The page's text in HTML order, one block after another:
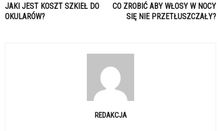
JAKI JEST KOSZT SZKIEŁ DO
OKULARÓW?
CO ZROBIĆ ABY WŁOSY W NOCY
SIĘ NIE PRZETŁUSZCZAŁY?
REDAKCJA